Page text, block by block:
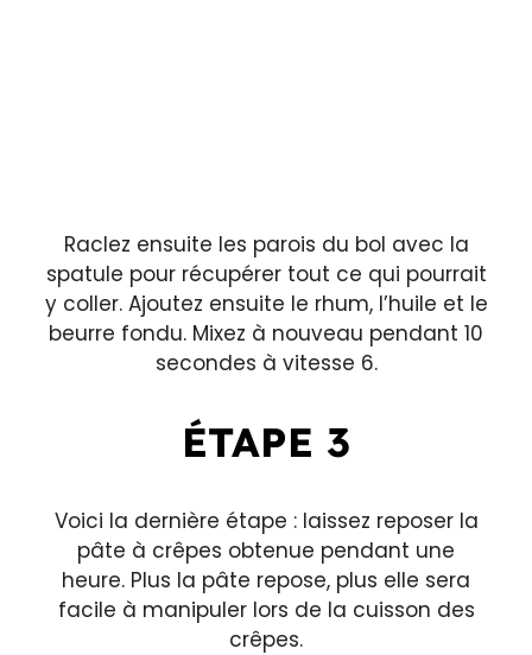
Raclez ensuite les parois du bol avec la
spatule pour récupérer tout ce qui pourrait
y coller. Ajoutez ensuite le rhum, l’huile et le
beurre fondu. Mixez à nouveau pendant 10
secondes à vitesse 6.
ÉTAPE 3
Voici la dernière étape : laissez reposer la
pâte à crêpes obtenue pendant une
heure. Plus la pâte repose, plus elle sera
facile à manipuler lors de la cuisson des
crêpes.